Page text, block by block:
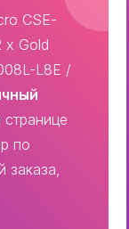
CSE-
x Gold
L8E /
по
заказа,